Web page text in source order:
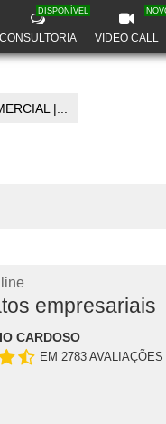
CONSULTORIA
DISPONÍVEL
VIDEO CALL
|...
empresariais
CARDOSO
EM 2783 AVALIAÇÕES